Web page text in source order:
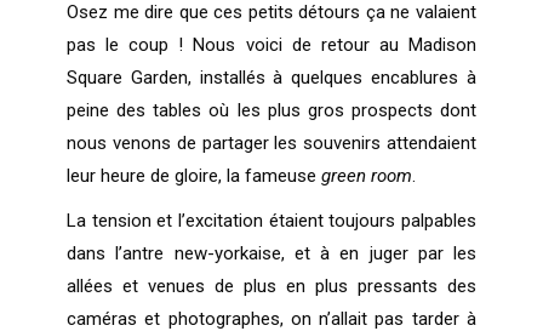
Osez me dire que ces petits détours ça ne valaient
pas le coup ! Nous voici de retour au Madison
Square Garden, installés à quelques encablures à
peine des tables où les plus gros prospects dont
nous venons de partager les souvenirs attendaient
leur heure de gloire, la fameuse green room.
La tension et l’excitation étaient toujours palpables
dans l’antre new-yorkaise, et à en juger par les
allées et venues de plus en plus pressants des
caméras et photographes, on n’allait pas tarder à